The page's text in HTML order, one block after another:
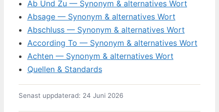
Ab Und Zu — Synonym & alternatives Wort
Absage — Synonym & alternatives Wort
Abschluss — Synonym & alternatives Wort
According To — Synonym & alternatives Wort
Achten — Synonym & alternatives Wort
Quellen & Standards
Senast uppdaterad: 24 Juni 2026